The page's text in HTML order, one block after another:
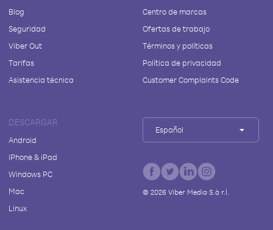
Blog
Seguridad
Viber Out
Tarifas
Asistencia técnica
Centro de marcas
Ofertas de trabajo
Términos y políticas
Política de privacidad
Customer Complaints Code
DESCARGAR
Android
iPhone & iPad
Windows PC
Mac
Linux
Español
© 2026Viber Media S.à r.l.